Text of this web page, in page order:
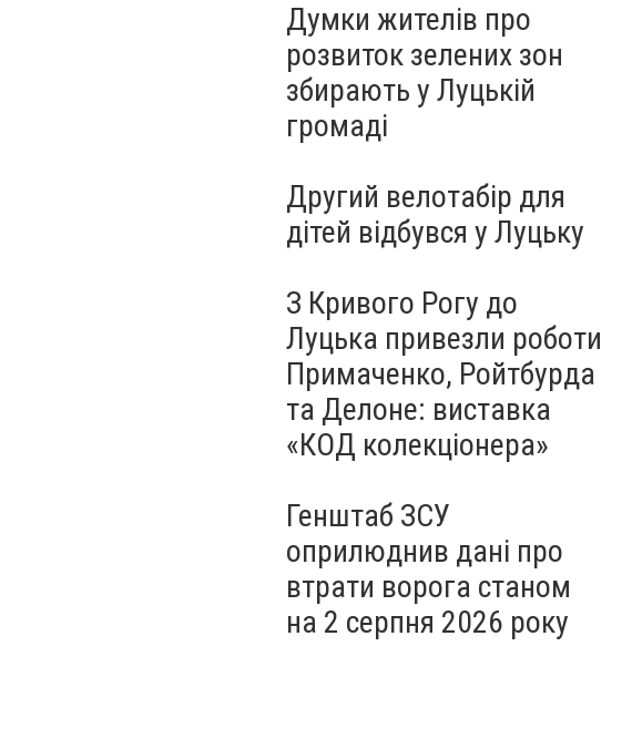
Думки жителів про
розвиток зелених зон
збирають у Луцькій
громаді
Другий велотабір для
дітей відбувся у Луцьку
З Кривого Рогу до
Луцька привезли роботи
Примаченко, Ройтбурда
та Делоне: виставка
«КОД колекціонера»
Генштаб ЗСУ
оприлюднив дані про
втрати ворога станом
на 2 серпня 2026 року